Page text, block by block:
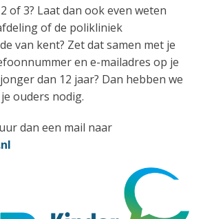
of 3? Laat dan ook even weten
of de polikliniek
van kent? Zet dat samen met je
en e-mailadres op je
dan 12 jaar? Dan hebben we
ouders nodig.
dan een mail naar